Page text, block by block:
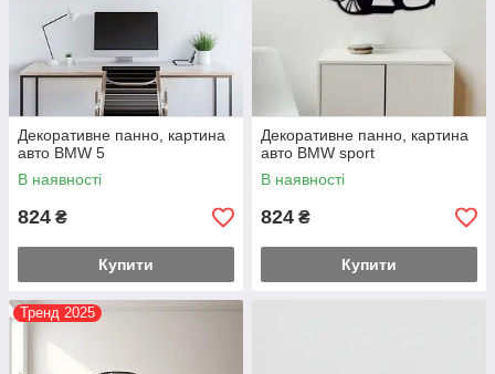
Декоративне панно, картина
авто BMW 5
В наявності
824 ₴
Купити
Декоративне панно, картина
авто BMW sport
В наявності
824 ₴
Купити
Тренд 2025